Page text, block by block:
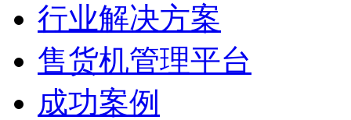
行业解决方案
售货机管理平台
成功案例